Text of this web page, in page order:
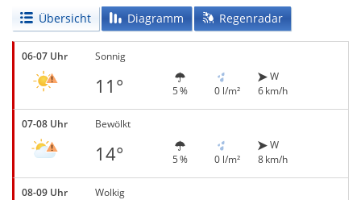
Übersicht Diagramm Regenradar
06-07 Uhr Sonnig
11° 5 % 0 l/m²
W
6 km/h
07-08 Uhr Bewölkt
14° 5 % 0 l/m²
W
8 km/h
08-09 Uhr Wolkig